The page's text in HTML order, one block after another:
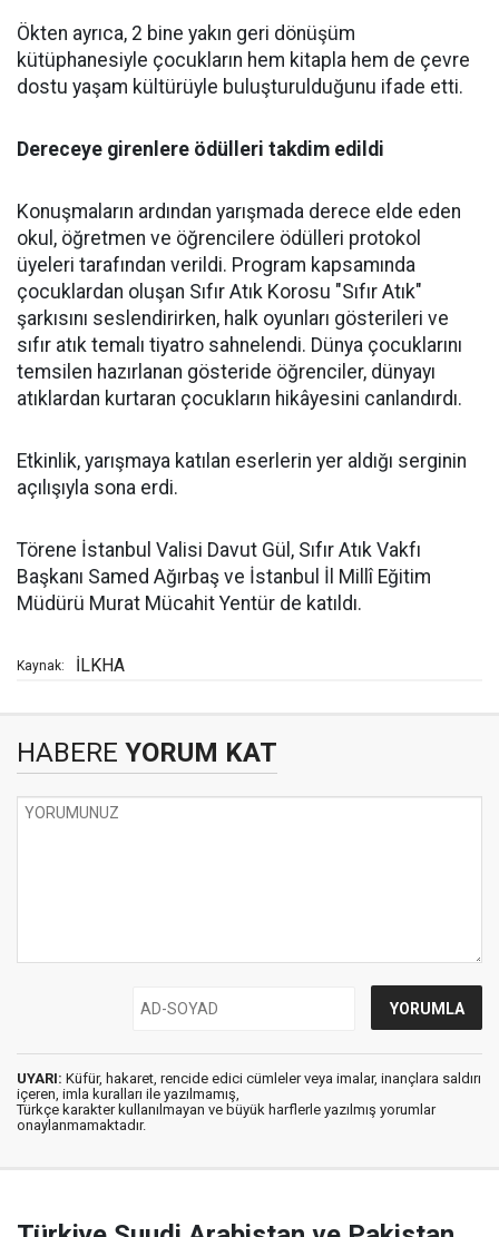
Ökten ayrıca, 2 bine yakın geri dönüşüm
kütüphanesiyle çocukların hem kitapla hem de çevre
dostu yaşam kültürüyle buluşturulduğunu ifade etti.
Dereceye girenlere ödülleri takdim edildi
Konuşmaların ardından yarışmada derece elde eden
okul, öğretmen ve öğrencilere ödülleri protokol
üyeleri tarafından verildi. Program kapsamında
çocuklardan oluşan Sıfır Atık Korosu "Sıfır Atık"
şarkısını seslendirirken, halk oyunları gösterileri ve
sıfır atık temalı tiyatro sahnelendi. Dünya çocuklarını
temsilen hazırlanan gösteride öğrenciler, dünyayı
atıklardan kurtaran çocukların hikâyesini canlandırdı.
Etkinlik, yarışmaya katılan eserlerin yer aldığı serginin
açılışıyla sona erdi.
Törene İstanbul Valisi Davut Gül, Sıfır Atık Vakfı
Başkanı Samed Ağırbaş ve İstanbul İl Millî Eğitim
Müdürü Murat Mücahit Yentür de katıldı.
Kaynak: İLKHA
HABERE YORUM KAT
UYARI: Küfür, hakaret, rencide edici cümleler veya imalar, inançlara saldırı
içeren, imla kuralları ile yazılmamış,
Türkçe karakter kullanılmayan ve büyük harflerle yazılmış yorumlar
onaylanmamaktadır.